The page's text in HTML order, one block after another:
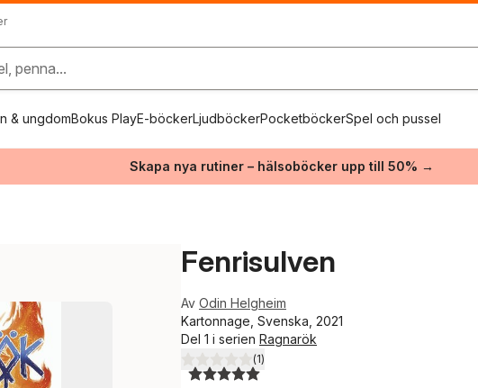
penna...
& ungdomBokus PlayE-böckerLjudböckerPocketböckerSpel och pussel
Skapa nya rutiner – hälsoböcker upp till 50% →
Fenrisulven
Av Odin Helgheim
Kartonnage, Svenska, 2021
Del 1 i serien Ragnarök
5,0utav 5 stjärnor. Totalt antal röster:
(1)